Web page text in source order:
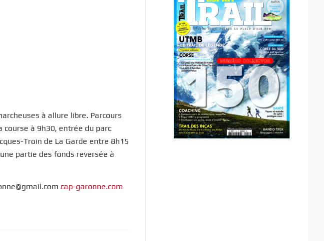
à allure libre. Parcours
course à 9h30, entrée du parc
Troin de La Garde entre 8h15
partie des fonds reversée à
cap-garonne.com